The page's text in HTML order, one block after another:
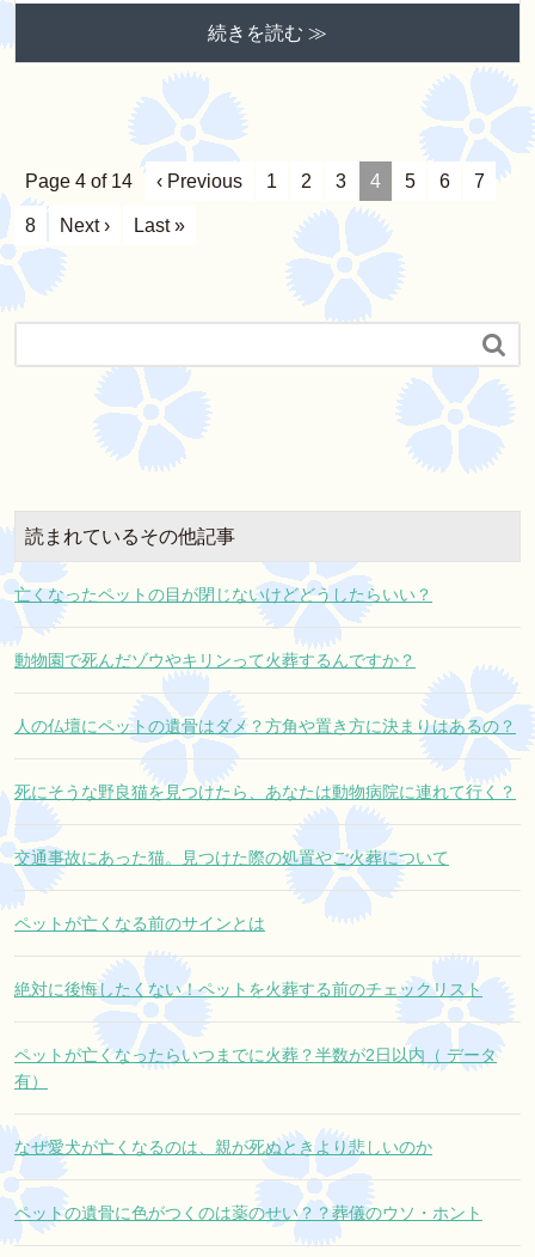
続きを読む ≫
Page 4 of 14 ‹ Previous 1 2 3 4 5 6 7
8 Next › Last »

読まれているその他記事
亡くなったペットの目が閉じないけどどうしたらいい？
動物園で死んだゾウやキリンって火葬するんですか？
人の仏壇にペットの遺骨はダメ？方角や置き方に決まりはあるの？
死にそうな野良猫を見つけたら、あなたは動物病院に連れて行く？
交通事故にあった猫。見つけた際の処置やご火葬について
ペットが亡くなる前のサインとは
絶対に後悔したくない！ペットを火葬する前のチェックリスト
ペットが亡くなったらいつまでに火葬？半数が2日以内（ データ
有）
なぜ愛犬が亡くなるのは、親が死ぬときより悲しいのか
ペットの遺骨に色がつくのは薬のせい？？葬儀のウソ・ホント